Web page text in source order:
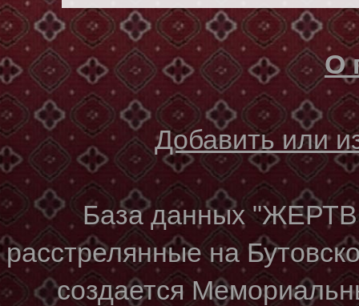
О
Добавить или
База данных
расстрелянные на
создается